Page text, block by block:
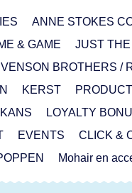
ANNE STOKES
& GAME
JUST
BROTHERS /
KERST
LOYALTY
EVENTS
CLICK &
Mohair en